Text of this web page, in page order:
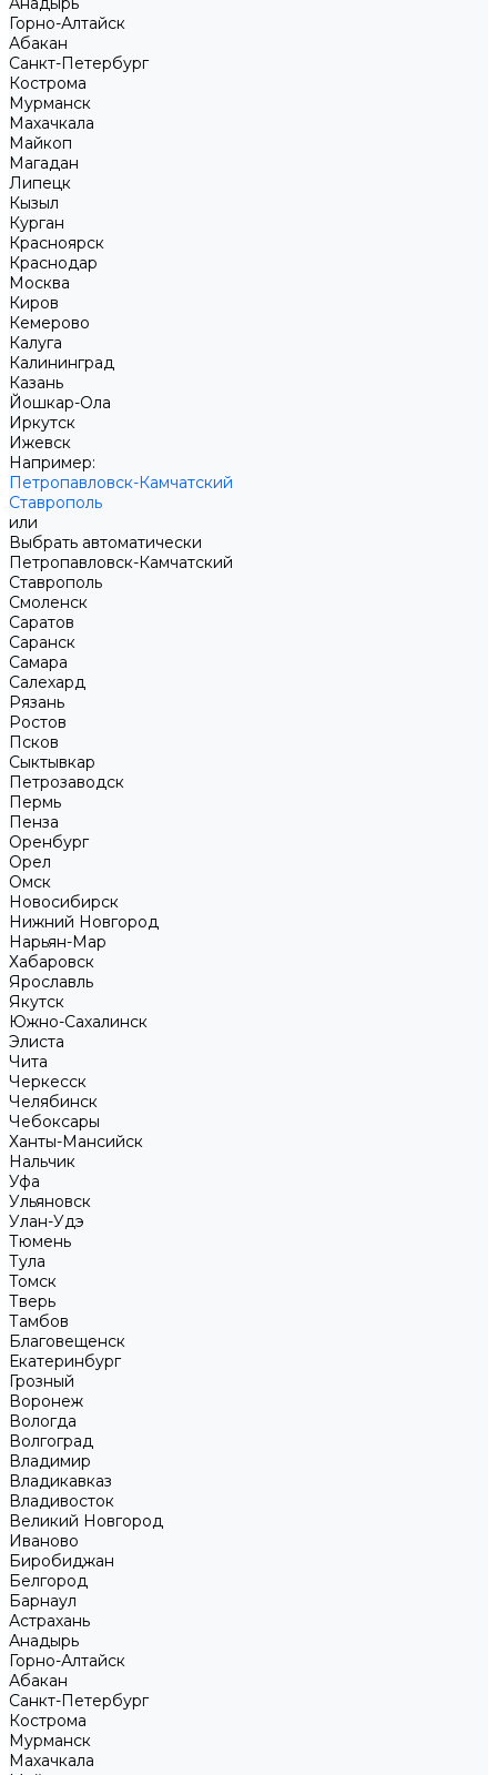
Горно-Алтайск
Абакан
Санкт-Петербург
Кострома
Мурманск
Махачкала
Майкоп
Магадан
Липецк
Кызыл
Курган
Красноярск
Краснодар
Москва
Киров
Кемерово
Калуга
Калининград
Казань
Йошкар-Ола
Иркутск
Ижевск
Например:
Петропавловск-Камчатский
Ставрополь
или
Выбрать автоматически
Петропавловск-Камчатский
Ставрополь
Смоленск
Саратов
Саранск
Самара
Салехард
Рязань
Ростов
Псков
Сыктывкар
Петрозаводск
Пермь
Пенза
Оренбург
Орел
Омск
Новосибирск
Нижний Новгород
Нарьян-Мар
Хабаровск
Ярославль
Якутск
Южно-Сахалинск
Элиста
Чита
Черкесск
Челябинск
Чебоксары
Ханты-Мансийск
Нальчик
Уфа
Ульяновск
Улан-Удэ
Тюмень
Тула
Томск
Тверь
Тамбов
Благовещенск
Екатеринбург
Грозный
Воронеж
Вологда
Волгоград
Владимир
Владикавказ
Владивосток
Великий Новгород
Иваново
Биробиджан
Белгород
Барнаул
Астрахань
Анадырь
Горно-Алтайск
Абакан
Санкт-Петербург
Кострома
Мурманск
Махачкала